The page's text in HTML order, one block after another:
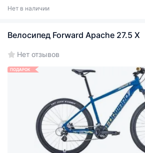
Нет в наличии
Велосипед Forward Apache 27.5 X
Нет отзывов
ПОДАРОК